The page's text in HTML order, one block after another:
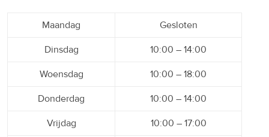
Maandag Gesloten
Dinsdag 10:00 – 14:00
Woensdag 10:00 – 18:00
Donderdag 10:00 – 14:00
Vrijdag 10:00 – 17:00